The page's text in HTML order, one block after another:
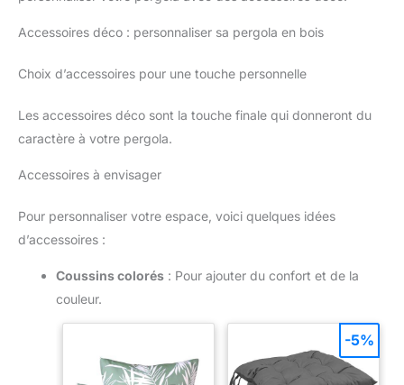
Accessoires déco : personnaliser sa pergola en bois
Choix d’accessoires pour une touche personnelle
Les accessoires déco sont la touche finale qui donneront du
caractère à votre pergola.
Accessoires à envisager
Pour personnaliser votre espace, voici quelques idées
d’accessoires :
Coussins colorés : Pour ajouter du confort et de la
couleur.
-5%